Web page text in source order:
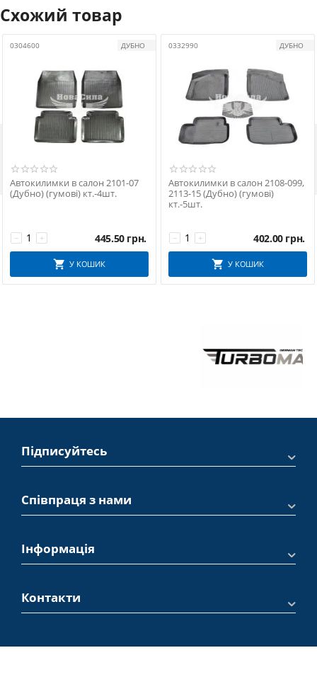
Схожий товар
0304600 ДУБНО
Автокилимки в салон 2101-07
(Дубно) (гумові) кт.-4шт.
+
− 445.50 грн.
У КОШИК
0332990 ДУБНО
Автокилимки в салон 2108-099,
2113-15 (Дубно) (гумові)
кт.-5шт.
+
− 402.00 грн.
У КОШИК
Підписуйтесь
Співпраця з нами
Інформація
Контакти